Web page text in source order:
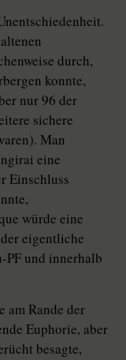
durch,
konnte,
nur 96 der
sichere
Man
eine
Einschluss
würde eine
eigentliche
PF und innerhalb
am Rande der
Euphorie, aber
besagte,